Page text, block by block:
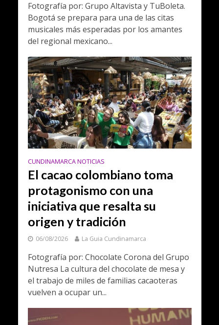
Fotografía por: Grupo Altavista y TuBoleta.
Bogotá se prepara para una de las citas
musicales más esperadas por los amantes
del regional mexicano...
CUNDINAMARCA NOTICIAS
El cacao colombiano toma
protagonismo con una
iniciativa que resalta su
origen y tradición
06/08/2026 La Guia Cundinamarca
Fotografía por: Chocolate Corona del Grupo
Nutresa La cultura del chocolate de mesa y
el trabajo de miles de familias cacaoteras
vuelven a ocupar un...